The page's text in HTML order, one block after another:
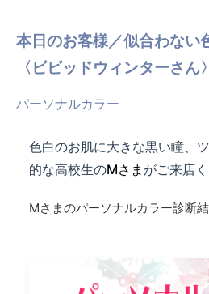
本日のお客様／似合わない
〈ビビッドウィンターさん
パーソナルカラー
色白のお肌に大きな黒い瞳、
的な高校生のMさま がご来店
Mさまのパーソナルカラー診断